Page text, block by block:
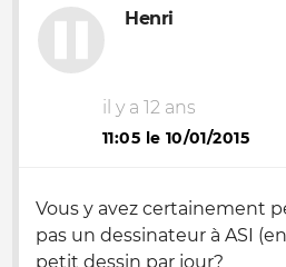
Henri
il y a 12 ans
11:05 le 10/01/2015
Vous y avez certainement
pas un dessinateur à ASI
petit dessin par jour?